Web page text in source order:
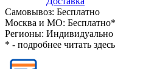
Самовывоз: Бесплатно
Москва и МО: Бесплатно*
Регионы: Индивидуально
* - подробнее читать здесь